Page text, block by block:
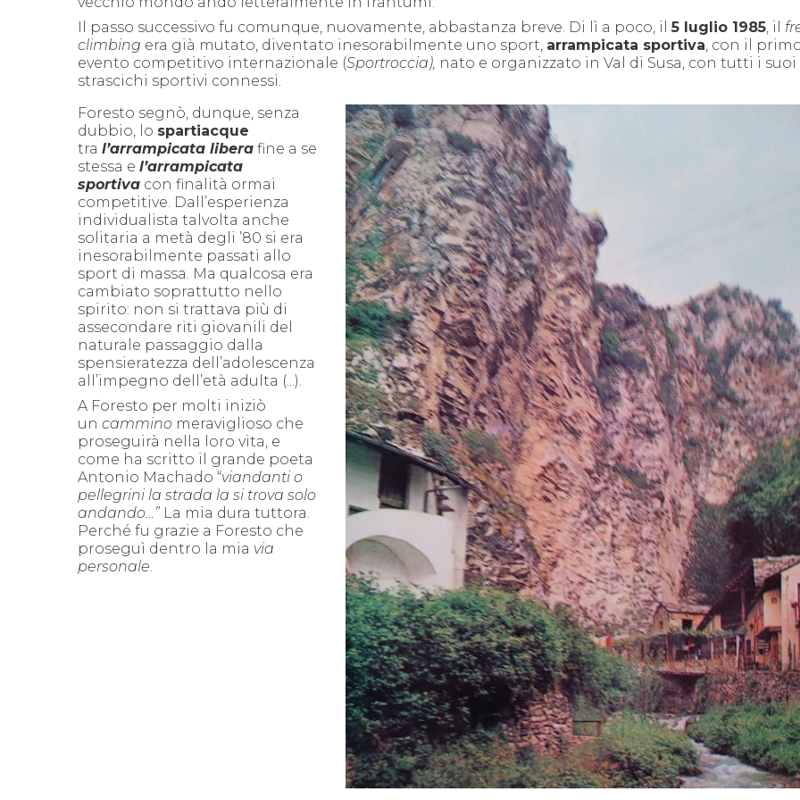
Il passo successivo fu comunque, nuovamente, abbastanza breve. Di lì a poco, il5 luglio 1985, il
climbing era già mutato, diventato inesorabilmente uno sport, arrampicata sportiva, con il
evento competitivo internazionale (Sportroccia), nato e organizzato in Val di Susa, con tutti i suoi
strascichi sportivi connessi.
Foresto segnò, dunque, senza
dubbio, lo spartiacque
tra l’arrampicata libera fine a se
stessa e l’arrampicata
sportiva con finalità ormai
competitive. Dall’esperienza
individualista talvolta anche
solitaria a metà degli ’80 si era
inesorabilmente passati allo
sport di massa. Ma qualcosa era
cambiato soprattutto nello
spirito: non si trattava più di
assecondare riti giovanili del
naturale passaggio dalla
spensieratezza dell’adolescenza
all’impegno dell’età adulta (...).
A Foresto per molti iniziò
un cammino meraviglioso che
proseguirà nella loro vita, e
come ha scritto il grande poeta
Antonio Machado “viandanti o
pellegrini la strada la si trova solo
andando…” La mia dura tuttora.
Perché fu grazie a Foresto che
proseguì dentro la mia via
personale.